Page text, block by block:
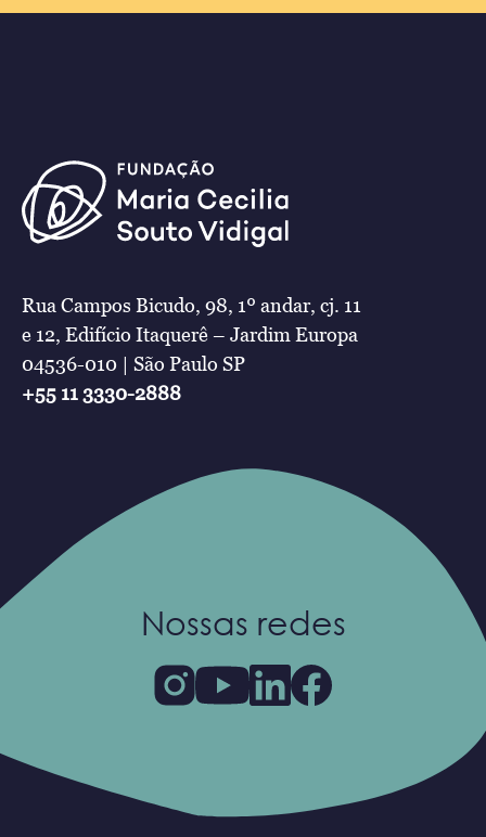
Rua Campos Bicudo, 98, 1º andar, cj. 11
e 12, Edifício Itaquerê – Jardim Europa
04536-010 | São Paulo SP
+55 11 3330-2888
Nossas redes